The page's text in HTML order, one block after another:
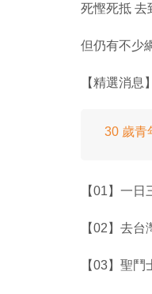
死慳死抵 去
但仍有不少
【精選消息】
30 歲青
【01】一
【02】去
【03】聖鬥